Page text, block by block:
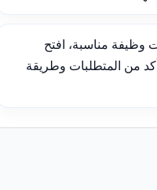
وظيفة مناسبة، افتح
من المتطلبات وطريقة